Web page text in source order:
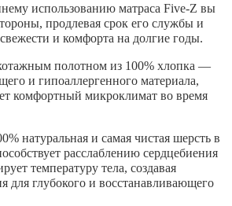
использованию матраса Five-Z вы
продлевая срок его службы и
и комфорта на долгие годы.
полотном из 100% хлопка —
и гипоаллергенного материала,
комфортный микроклимат во время
натуральная и самая чистая шерсть в
расслаблению сердцебиения
температуру тела, создавая
для глубокого и восстанавливающего